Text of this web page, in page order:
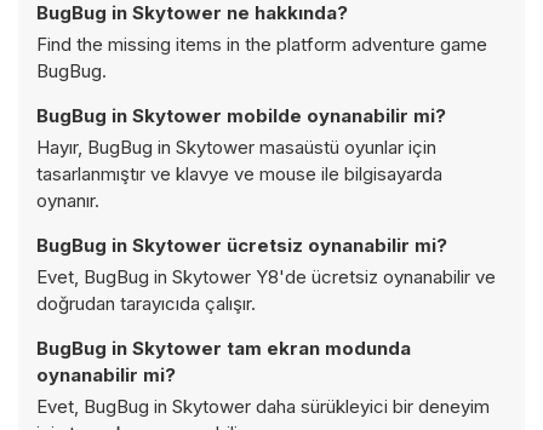
BugBug in Skytower ne hakkında?
Find the missing items in the platform adventure game
BugBug.
BugBug in Skytower mobilde oynanabilir mi?
Hayır, BugBug in Skytower masaüstü oyunlar için
tasarlanmıştır ve klavye ve mouse ile bilgisayarda
oynanır.
BugBug in Skytower ücretsiz oynanabilir mi?
Evet, BugBug in Skytower Y8'de ücretsiz oynanabilir ve
doğrudan tarayıcıda çalışır.
BugBug in Skytower tam ekran modunda
oynanabilir mi?
Evet, BugBug in Skytower daha sürükleyici bir deneyim